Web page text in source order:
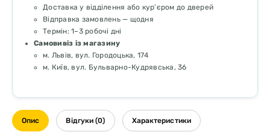
Доставка у відділення або кур'єром до дверей
Відправка замовлень — щодня
Термін: 1–3 робочі дні
Самовивіз із магазину
м. Львів, вул. Городоцька, 174
м. Київ, вул. Бульварно-Кудрявська, 36
Опис Відгуки (0) Характеристики